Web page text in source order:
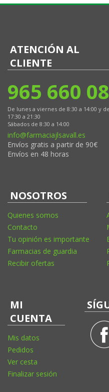
ATENCIÓN AL
CLIENTE
965 660
De lunes a viernes de 8:30 a 14:00 y de
17:30 a 21:30
Sábados de 8:30 a 14:00
info@farmaciajlsavall.es
Envíos gratis a partir de 90€
Envíos en 48 horas
NOSOTROS
Quienes somos
Contacto
Tu opinión es importante
Farmacias de guardia
Recibir ofertas
MI
CUENTA
Mis datos
Pedidos
Ver cesta
Finalizar sesión